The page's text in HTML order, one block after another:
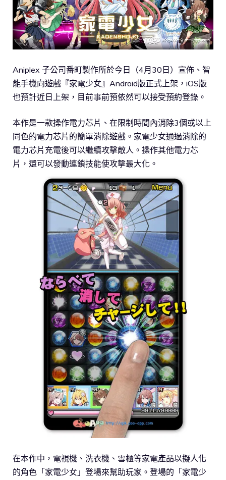
Aniplex 子公司番町製作所於今日（4月30日）宣佈、智
能手機向遊戲『家電少女』Android版正式上架，iOS版
也預計近日上架，目前事前預依然可以接受預約登錄。
本作是一款操作電力芯片、在限制時間內消除3個或以上
同色的電力芯片的簡單消除遊戲。家電少女通過消除的
電力芯片充電後可以繼續攻擊敵人。操作其他電力芯
片，還可以發動連鎖技能使攻擊最大化。
在本作中，電視機、洗衣機、雪櫃等家電產品以擬人化
的角色「家電少女」登場來幫助玩家。登場的「家電少